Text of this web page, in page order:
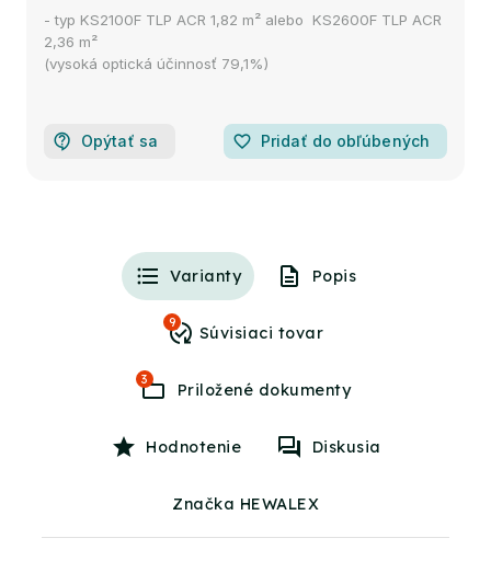
- typ KS2100F TLP ACR 1,82 m² alebo KS2600F TLP ACR
2,36 m²
(vysoká optická účinnosť 79,1%)
Opýtať sa favorite_border Pridať do obľúbených
Varianty Popis
9
3
Hodnotenie Diskusia
Značka HEWALEX